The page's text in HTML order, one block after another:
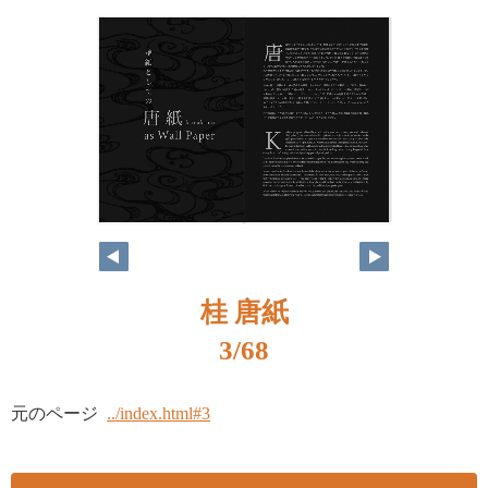
桂 唐紙
3/68
元のページ ../index.html#3